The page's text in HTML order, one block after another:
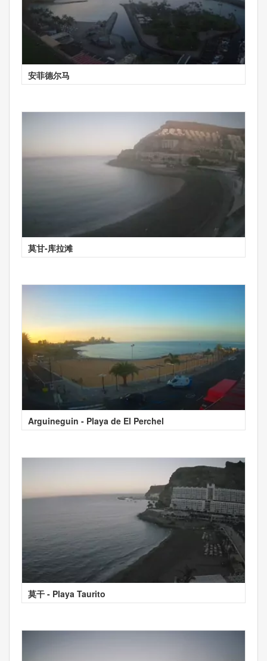
安菲德尔马
莫甘-库拉滩
Arguineguin - Playa de El Perchel
莫干 - Playa Taurito